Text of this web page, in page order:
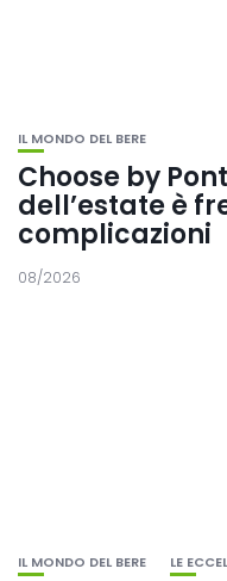
IL MONDO DEL BERE
Choose by
dell’estate è
complicazioni
08/2026
IL MONDO DEL BERE LE